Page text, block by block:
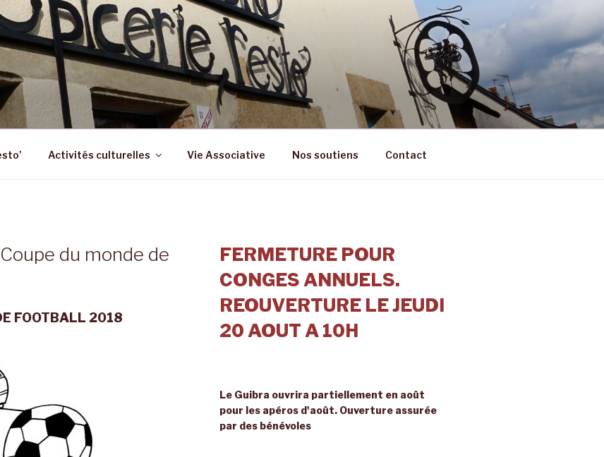
SULPICE LA FORÊT
– Resto
Activités culturelles Vie Associative Nos soutiens Contact
du monde de
FOOTBALL 2018
FERMETURE POUR
CONGES ANNUELS.
REOUVERTURE LE JEUDI
20 AOUT A 10H
Le Guibra ouvrira partiellement en août
pour les apéros d'août. Ouverture assurée
par des bénévoles